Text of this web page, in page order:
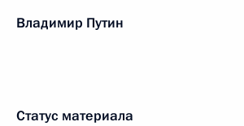
Владимир Путин
Статус материала